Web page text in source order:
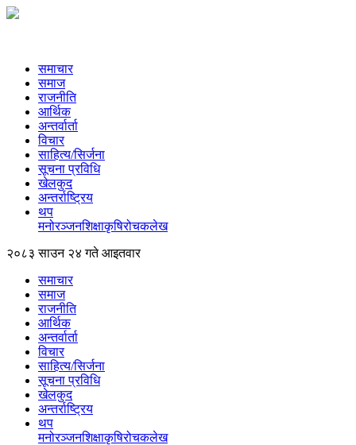
समाचार
समाज
राजनीति
आर्थिक
अन्तर्वार्ता
विचार
साहित्य/सिर्जना
सूचना प्रविधि
खेलकुद
अन्तर्राष्ट्रिय
थप
मनोरञ्‍जनशिक्षाकृषिरोचकलेख
२०८३ साउन २४ गते आइतवार
समाचार
समाज
राजनीति
आर्थिक
अन्तर्वार्ता
विचार
साहित्य/सिर्जना
सूचना प्रविधि
खेलकुद
अन्तर्राष्ट्रिय
थप
मनोरञ्‍जनशिक्षाकृषिरोचकलेख